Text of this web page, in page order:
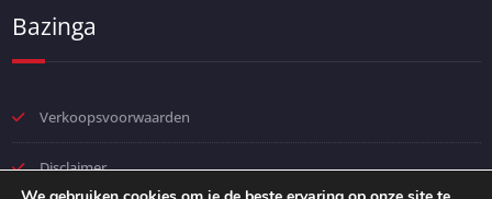
Bazinga
Verkoopsvoorwaarden
Disclaimer